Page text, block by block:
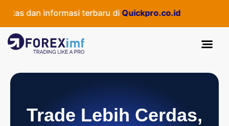
dan informasi terbaru diQuickpro.co.id
Trade Lebih Cerdas,